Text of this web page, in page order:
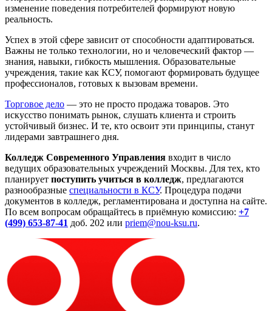
изменение поведения потребителей формируют новую
реальность.
Успех в этой сфере зависит от способности адаптироваться.
Важны не только технологии, но и человеческий фактор —
знания, навыки, гибкость мышления. Образовательные
учреждения, такие как КСУ, помогают формировать будущее
профессионалов, готовых к вызовам времени.
Торговое дело — это не просто продажа товаров. Это
искусство понимать рынок, слушать клиента и строить
устойчивый бизнес. И те, кто освоит эти принципы, станут
лидерами завтрашнего дня.
Колледж Современного Управления входит в число
ведущих образовательных учреждений Москвы. Для тех, кто
планирует поступить учиться в колледж, предлагаются
разнообразные специальности в КСУ. Процедура подачи
документов в колледж, регламентирована и доступна на сайте.
По всем вопросам обращайтесь в приёмную комиссию: +7
(499) 653-87-41 доб. 202 или priem@nou-ksu.ru.